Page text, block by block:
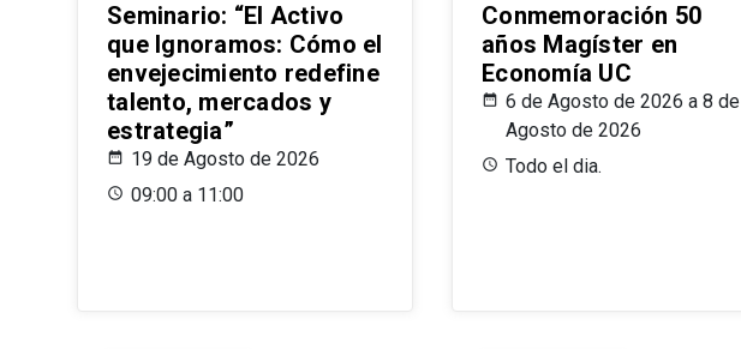
Seminario: “El Activo
que Ignoramos: Cómo el
envejecimiento redefine
talento, mercados y
estrategia”
19 de Agosto de 2026
09:00 a 11:00
Conmemoración 50
años Magíster en
Economía UC
6 de Agosto de 2026 a 8 de
Agosto de 2026
Todo el dia.